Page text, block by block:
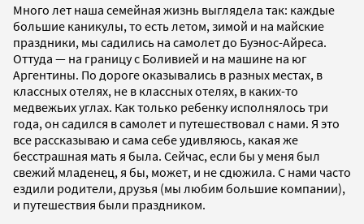
Много лет наша семейная жизнь выглядела так: каждые
большие каникулы, то есть летом, зимой и на майские
праздники, мы садились на самолет до Буэнос-Айреса.
Оттуда — на границу с Боливией и на машине на юг
Аргентины. По дороге оказывались в разных местах, в
классных отелях, не в классных отелях, в каких-то
медвежьих углах. Как только ребенку исполнялось три
года, он садился в самолет и путешествовал с нами. Я это
все рассказываю и сама себе удивляюсь, какая же
бесстрашная мать я была. Сейчас, если бы у меня был
свежий младенец, я бы, может, и не сдюжила. С нами часто
ездили родители, друзья (мы любим большие компании),
и путешествия были праздником.